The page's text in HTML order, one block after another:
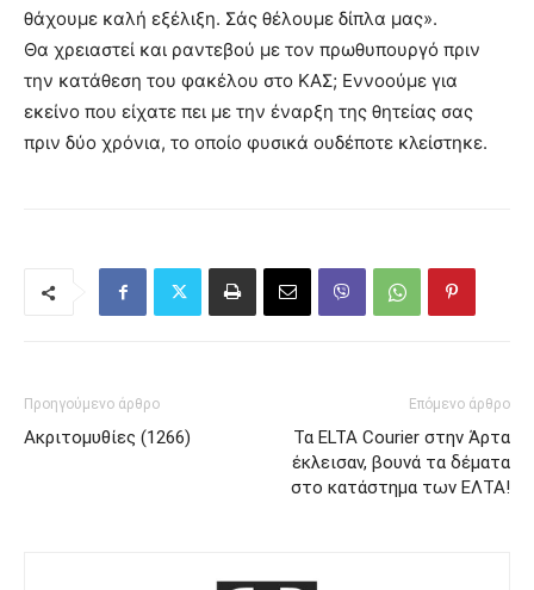
θάχουμε καλή εξέλιξη. Σάς θέλουμε δίπλα μας».
Θα χρειαστεί και ραντεβού με τον πρωθυπουργό πριν
την κατάθεση του φακέλου στο ΚΑΣ; Εννοούμε για
εκείνο που είχατε πει με την έναρξη της θητείας σας
πριν δύο χρόνια, το οποίο φυσικά ουδέποτε κλείστηκε.
Προηγούμενο άρθρο
Ακριτομυθίες (1266)
Επόμενο άρθρο
Τα ELTA Courier στην Άρτα
έκλεισαν, βουνά τα δέματα
στο κατάστημα των ΕΛΤΑ!